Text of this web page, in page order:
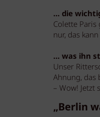
… die
Colette
nur, das
… was ihn
Unser
Ahnung, das
– Wow!
„Berlin